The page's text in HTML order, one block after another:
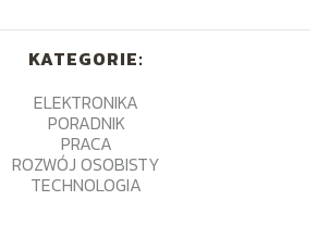
KATEGORIE:
ELEKTRONIKA
PORADNIK
PRACA
ROZWÓJ OSOBISTY
TECHNOLOGIA